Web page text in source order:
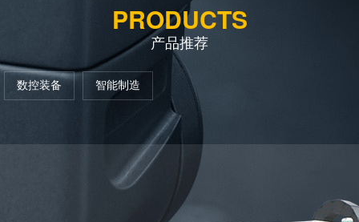
PRODUCTS
产品推荐
数控装备 智能制造